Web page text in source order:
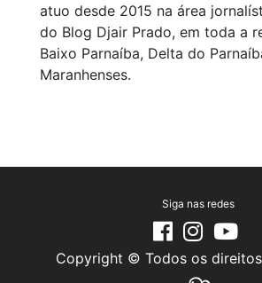
atuo desde 2015 na área
do Blog Djair Prado, em toda a
Baixo Parnaíba, Delta do
Maranhenses.
Siga nas redes
Copyright © Todos os